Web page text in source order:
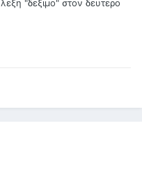
"δεξιμο" στον δευτερο